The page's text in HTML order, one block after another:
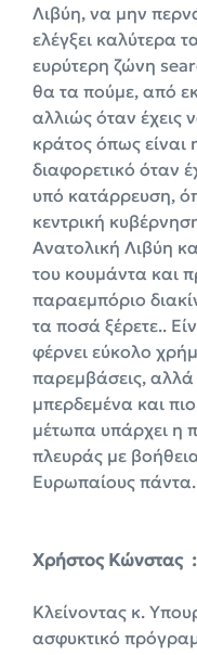
Λιβύη, να μην
ελέγξει καλύτερα
ευρύτερη ζώνη
θα τα πούμε, από
αλλιώς όταν έχεις
κράτος όπως είναι
διαφορετικό όταν
υπό κατάρρευση,
κεντρική
Ανατολική Λιβύη
του κουμάντα και
παραεμπόριο
τα ποσά ξέρετε..
φέρνει εύκολο
παρεμβάσεις, αλλά
μπερδεμένα και
μέτωπα υπάρχει η
πλευράς με
Ευρωπαίους πάντα.
Xρήστος Κώνστας :
Κλείνοντας κ.
ασφυκτικό